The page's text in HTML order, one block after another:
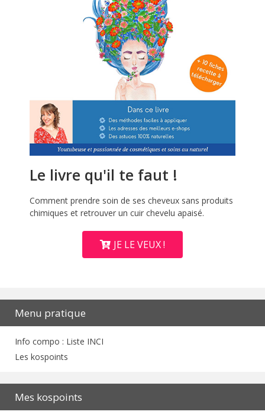
Le livre qu'il te faut !
Comment prendre soin de ses cheveux sans produits
chimiques et retrouver un cuir chevelu apaisé.
JE LE VEUX !
Menu pratique
Info compo : Liste INCI
Les kospoints
Mes kospoints